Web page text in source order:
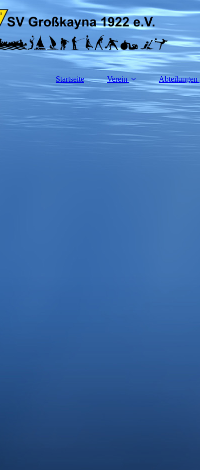
Startseite Verein Abteilungen